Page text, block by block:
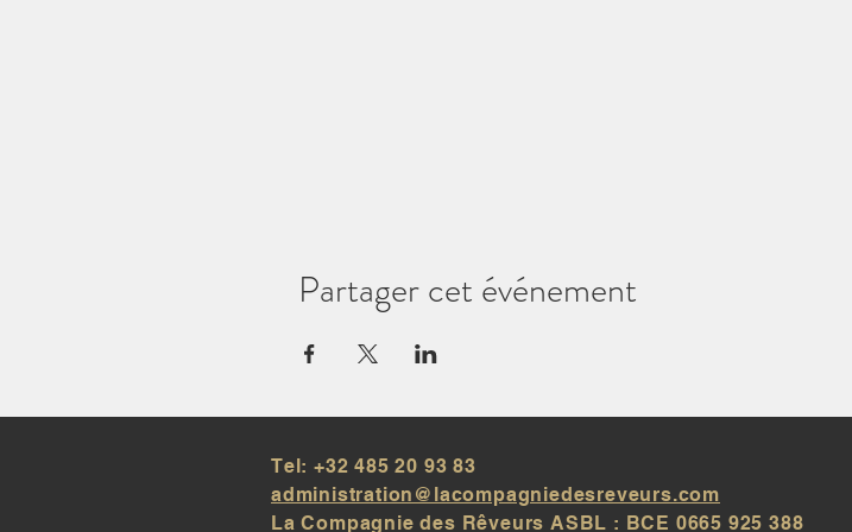
Partager cet événement
Tel: +32 485 20 93 83
administration@lacompagniedesreveurs.com
La Compagnie des Rêveurs ASBL : BCE 0665 925 388